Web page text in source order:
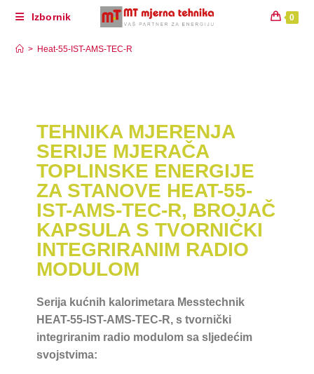
Izbornik 0
> Heat-55-IST-AMS-TEC-R
TEHNIKA MJERENJA
SERIJE MJERAČA
TOPLINSKE ENERGIJE
ZA STANOVE HEAT-55-
IST-AMS-TEC-R, BROJAČ
KAPSULA S TVORNIČKI
INTEGRIRANIM RADIO
MODULOM
Serija kućnih kalorimetara Messtechnik
HEAT-55-IST-AMS-TEC-R, s tvornički
integriranim radio modulom sa sljedećim
svojstvima: